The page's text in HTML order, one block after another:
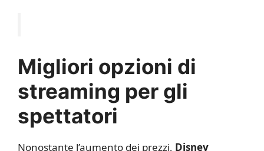
Migliori opzioni di
streaming per gli
spettatori
Nonostante l’aumento dei prezzi, Disney